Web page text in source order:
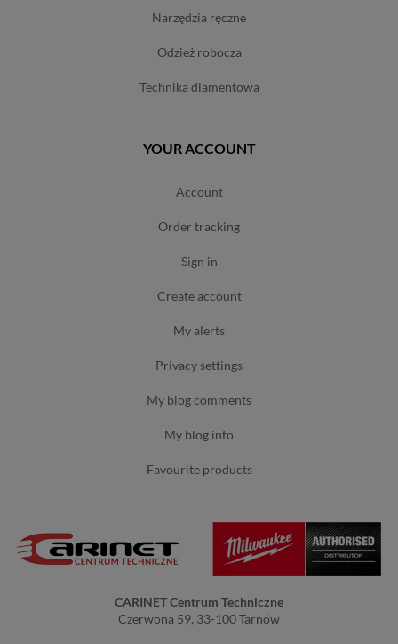
narzędzia ręczne
odzież robocza
technika diamentowa
YOUR ACCOUNT
account
order tracking
sign in
create account
my alerts
privacy settings
my blog comments
my blog info
favourite products
CARINET Centrum Techniczne
Czerwona 59, 33-100 Tarnów